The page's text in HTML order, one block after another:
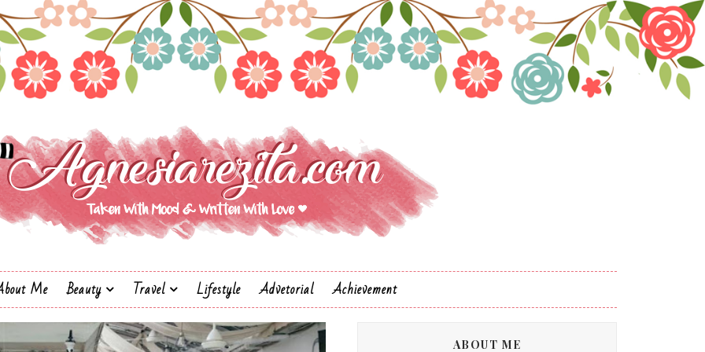
Me Beauty Travel Lifestyle Advetorial Achievement
ABOUT ME